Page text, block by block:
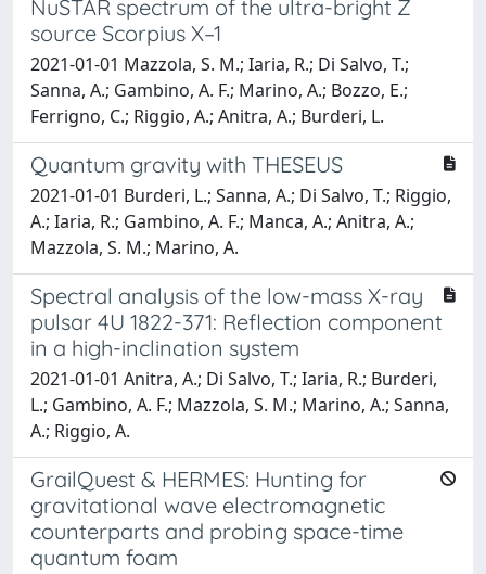
NuSTAR spectrum of the ultra-bright Z
source Scorpius X–1
2021-01-01 Mazzola, S. M.; Iaria, R.; Di Salvo, T.;
Sanna, A.; Gambino, A. F.; Marino, A.; Bozzo, E.;
Ferrigno, C.; Riggio, A.; Anitra, A.; Burderi, L.
Quantum gravity with THESEUS
2021-01-01 Burderi, L.; Sanna, A.; Di Salvo, T.; Riggio,
A.; Iaria, R.; Gambino, A. F.; Manca, A.; Anitra, A.;
Mazzola, S. M.; Marino, A.
Spectral analysis of the low-mass X-ray
pulsar 4U 1822-371: Reflection component
in a high-inclination system
2021-01-01 Anitra, A.; Di Salvo, T.; Iaria, R.; Burderi,
L.; Gambino, A. F.; Mazzola, S. M.; Marino, A.; Sanna,
A.; Riggio, A.
GrailQuest & HERMES: Hunting for
gravitational wave electromagnetic
counterparts and probing space-time
quantum foam